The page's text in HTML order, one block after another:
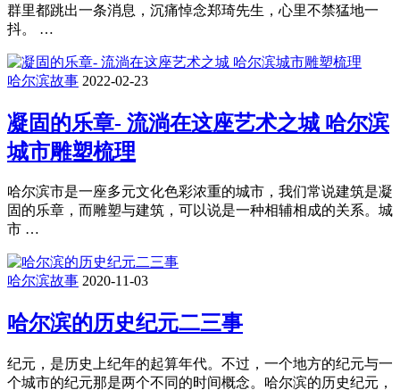
群里都跳出一条消息，沉痛悼念郑琦先生，心里不禁猛地一
抖。 …
哈尔滨故事 2022-02-23
凝固的乐章- 流淌在这座艺术之城 哈尔滨
城市雕塑梳理
哈尔滨市是一座多元文化色彩浓重的城市，我们常说建筑是凝
固的乐章，而雕塑与建筑，可以说是一种相辅相成的关系。城
市 …
哈尔滨故事 2020-11-03
哈尔滨的历史纪元二三事
纪元，是历史上纪年的起算年代。不过，一个地方的纪元与一
个城市的纪元那是两个不同的时间概念。哈尔滨的历史纪元，